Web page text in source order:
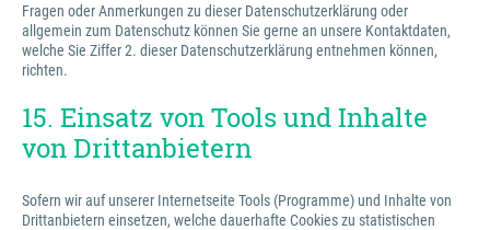
Fragen oder Anmerkungen zu dieser Datenschutzerklärung oder
allgemein zum Datenschutz können Sie gerne an unsere Kontaktdaten,
welche Sie Ziffer 2. dieser Datenschutzerklärung entnehmen können,
richten.
15. Einsatz von Tools und Inhalte
von Drittanbietern
Sofern wir auf unserer Internetseite Tools (Programme) und Inhalte von
Drittanbietern einsetzen, welche dauerhafte Cookies zu statistischen